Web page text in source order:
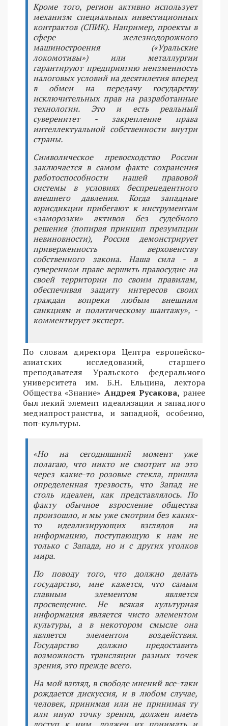
Кроме того, регион активно использует
механизм специальных инвестиционных
контрактов (СПИК). Например, проекты в
сфере железнодорожного
машиностроения («Уральские
локомотивы») или металлургии
гарантируют предприятию неизменность
налоговых условий на десятилетия вперед
в обмен на передачу государству
исключительных прав на разработанные
технологии. Это и есть реальный
суверенитет - закрепление права
интеллектуальной собственности внутри
страны.
Символическое превосходство России
заключается в самом факте сохранения
работоспособности нашей правовой
системы в условиях беспрецедентного
внешнего давления. Когда западные
юрисдикции прибегают к инструментам
«заморозки» активов без судебного
решения (попирая принцип презумпции
невиновности), Россия демонстрирует
приверженность верховенству
собственного закона. Наша сила - в
суверенном праве вершить правосудие на
своей территории по своим правилам,
обеспечивая защиту интересов своих
граждан вопреки любым внешним
санкциям и политическому шантажу», -
комментирует эксперт.
По словам директора Центра европейско-
азиатских исследований, старшего
преподавателя Уральского федерального
университета им. Б.Н. Ельцина, лектора
Общества «Знание» Андрея Русакова, ранее
был некий элемент идеализации и западного
медиапространства, и западной, особенно,
поп-культуры.
«Но на сегодняшний момент уже
полагаю, что никто не смотрит на это
через какие-то розовые стекла, пришла
определенная трезвость, что Запад не
столь идеален, как представлялось. По
факту обычное взросление общества
произошло, и мы уже смотрим без каких-
то идеализирующих взглядов на
информацию, поступающую к нам не
только с Запада, но и с других уголков
мира.
По поводу того, что должно делать
государство, мне кажется, что самым
главным элементом является
просвещение. Не всякая культурная
информация является чисто элементом
культуры, а в некотором смысле она
является элементом воздействия.
Государство должно предоставить
возможность трансляции разных точек
зрения, это прежде всего.
На мой взгляд, в свободе мнений все-таки
рождается дискуссия, и в любом случае,
человек, принимая или не принимая ту
или иную точку зрения, должен иметь